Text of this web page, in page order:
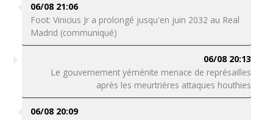
06/08 21:06
Foot: Vinicius Jr a prolongé jusqu'en juin 2032 au Real
Madrid (communiqué)
06/08 20:13
Le gouvernement yéménite menace de représailles
après les meurtrières attaques houthies
06/08 20:09